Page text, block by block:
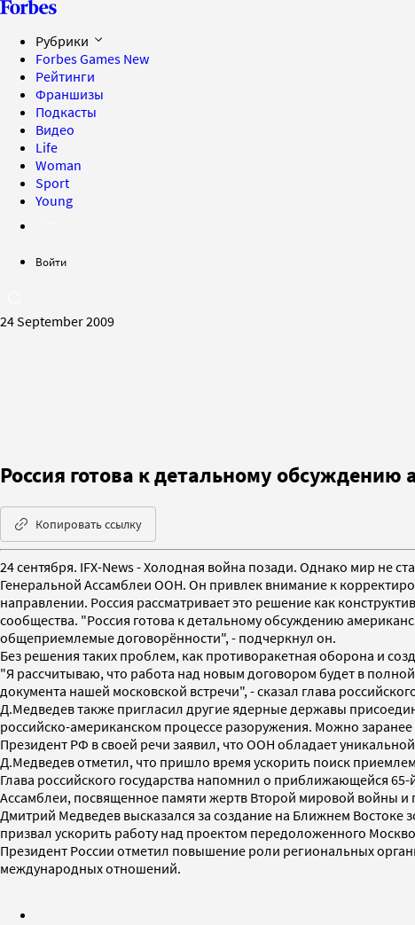
Рубрики
Forbes Games New
Рейтинги
Франшизы
Подкасты
Видео
Life
Woman
Sport
Young
Войти
24 September 2009
Россия готова к детальному
Копировать ссылку
24 сентября. IFX-News - Холодная война позади. Однако мир не
Генеральной Ассамблеи ООН. Он привлек внимание к
направлении. Россия рассматривает это решение как
сообщества. "Россия готова к детальному обсуждению
общеприемлемые договорённости", - подчеркнул он.
Без решения таких проблем, как противоракетная оборона и
"Я рассчитываю, что работа над новым договором будет в
документа нашей московской встречи", - сказал глава
Д.Медведев также пригласил другие ядерные державы
российско-американском процессе разоружения. Можно
Президент РФ в своей речи заявил, что ООН обладает
Д.Медведев отметил, что пришло время ускорить поиск
Глава российского государства напомнил о приближающейся
Ассамблеи, посвященное памяти жертв Второй мировой войны
Дмитрий Медведев высказался за создание на Ближнем Востоке
призвал ускорить работу над проектом передоложенного
Президент России отметил повышение роли региональных
международных отношений.